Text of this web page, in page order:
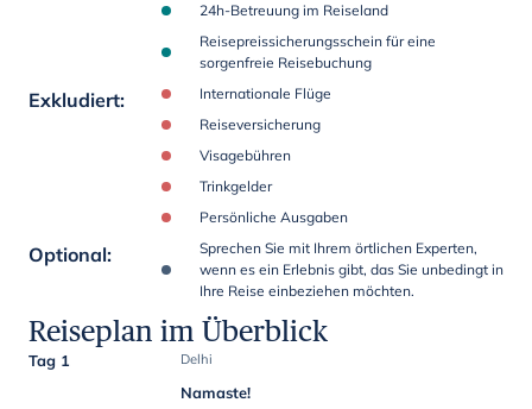
24h-Betreuung im Reiseland
Reisepreissicherungsschein für eine
sorgenfreie Reisebuchung
Exkludiert:
Internationale Flüge
Reiseversicherung
Visagebühren
Trinkgelder
Persönliche Ausgaben
Optional:
Sprechen Sie mit Ihrem örtlichen Experten,
wenn es ein Erlebnis gibt, das Sie unbedingt in
Ihre Reise einbeziehen möchten.
Reiseplan im Überblick
Tag 1 Delhi
Namaste!